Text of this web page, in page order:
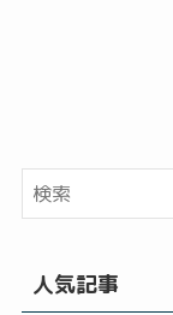
人気記事